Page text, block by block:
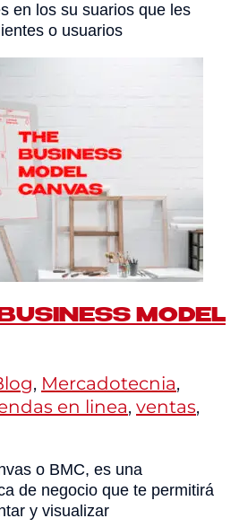
en los su suarios que les
o usuarios
MODEL
, Mercadotecnia,
en linea, ventas,
o BMC, es una
de negocio que te permitirá
y visualizar